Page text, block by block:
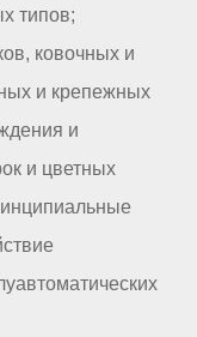
типов;
ковочных и
и крепежных
и
и цветных